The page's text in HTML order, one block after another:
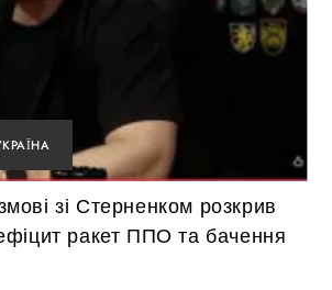
зі Стерненком розкрив
ракет ППО та бачення